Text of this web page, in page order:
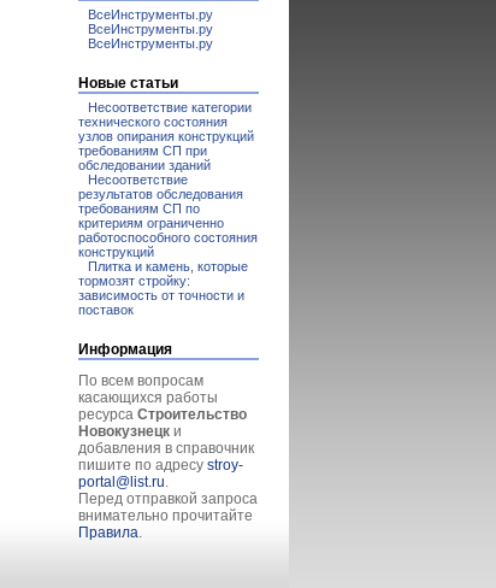
ВсеИнструменты.ру
ВсеИнструменты.ру
ВсеИнструменты.ру
Новые статьи
Несоответствие категории
технического состояния
узлов опирания конструкций
требованиям СП при
обследовании зданий
Несоответствие
результатов обследования
требованиям СП по
критериям ограниченно
работоспособного состояния
конструкций
Плитка и камень, которые
тормозят стройку:
зависимость от точности и
поставок
Информация
По всем вопросам
касающихся работы
ресурса Строительство
Новокузнецк и
добавления в справочник
пишите по адресу stroy-
portal@list.ru.
Перед отправкой запроса
внимательно прочитайте
Правила.